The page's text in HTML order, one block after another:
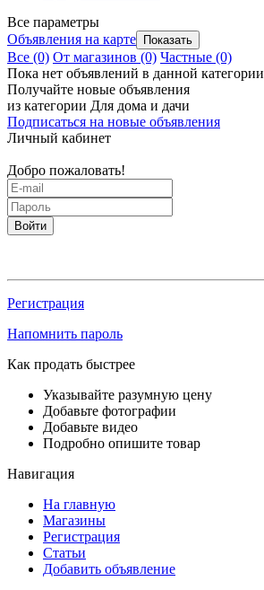
Все параметры
Объявления на карте
Все (0) От магазинов (0) Частные (0)
Пока нет объявлений в данной категории
Получайте новые объявления
из категории Для дома и дачи
Подписаться на новые объявления
Личный кабинет
Добро пожаловать!
Войти
Регистрация
Напомнить пароль
Как продать быстрее
Указывайте разумную цену
Добавьте фотографии
Добавьте видео
Подробно опишите товар
Навигация
На главную
Магазины
Регистрация
Статьи
Добавить объявление